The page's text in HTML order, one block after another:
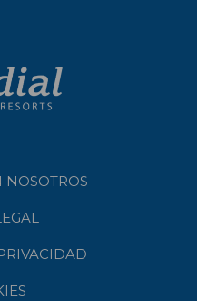
NOSOTROS